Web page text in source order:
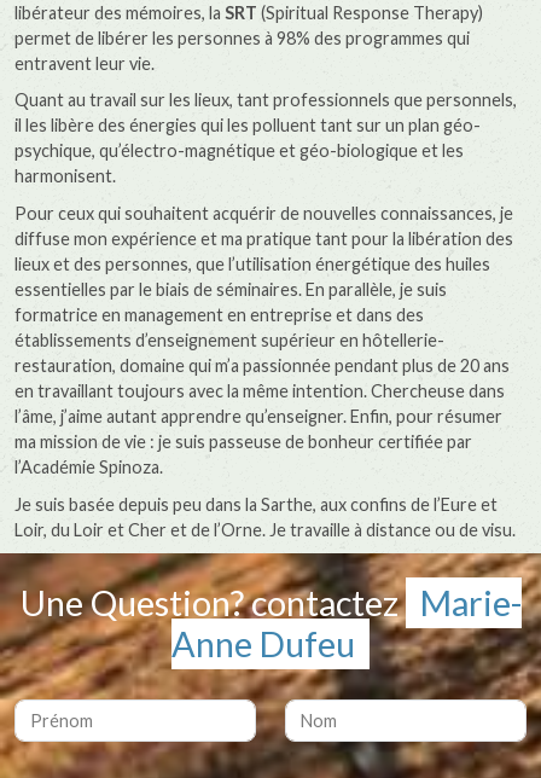
libérateur des mémoires, la SRT (Spiritual Response Therapy)
permet de libérer les personnes à 98% des programmes qui
entravent leur vie.
Quant au travail sur les lieux, tant professionnels que personnels,
il les libère des énergies qui les polluent tant sur un plan géo-
psychique, qu’électro-magnétique et géo-biologique et les
harmonisent.
Pour ceux qui souhaitent acquérir de nouvelles connaissances, je
diffuse mon expérience et ma pratique tant pour la libération des
lieux et des personnes, que l’utilisation énergétique des huiles
essentielles par le biais de séminaires. En parallèle, je suis
formatrice en management en entreprise et dans des
établissements d’enseignement supérieur en hôtellerie-
restauration, domaine qui m’a passionnée pendant plus de 20 ans
en travaillant toujours avec la même intention. Chercheuse dans
l’âme, j’aime autant apprendre qu’enseigner. Enfin, pour résumer
ma mission de vie : je suis passeuse de bonheur certifiée par
l’Académie Spinoza.
Je suis basée depuis peu dans la Sarthe, aux confins de l’Eure et
Loir, du Loir et Cher et de l’Orne. Je travaille à distance ou de visu.
Une Question? contactez Marie-
Anne Dufeu